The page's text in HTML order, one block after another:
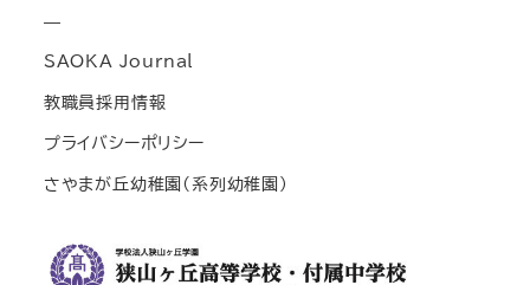
—
SAOKA Journal
教職員採用情報
プライバシーポリシー
さやまが丘幼稚園(系列幼稚園)